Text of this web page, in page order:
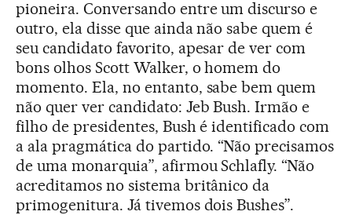
pioneira. Conversando entre um discurso e
outro, ela disse que ainda não sabe quem é
seu candidato favorito, apesar de ver com
bons olhos Scott Walker, o homem do
momento. Ela, no entanto, sabe bem quem
não quer ver candidato: Jeb Bush. Irmão e
filho de presidentes, Bush é identificado com
a ala pragmática do partido. “Não precisamos
de uma monarquia”, afirmou Schlafly. “Não
acreditamos no sistema britânico da
primogenitura. Já tivemos dois Bushes”.